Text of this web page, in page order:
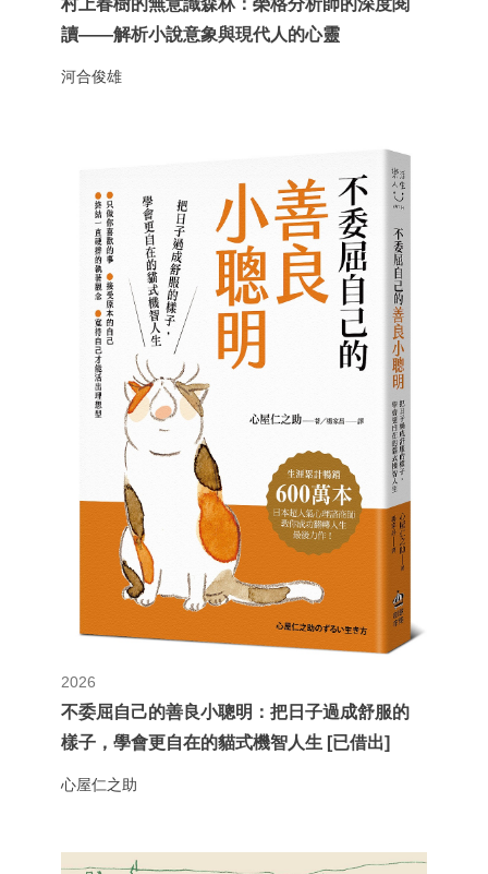
村上春樹的無意識森林：榮格分析師的深度閱
讀——解析小說意象與現代人的心靈
河合俊雄
2026
不委屈自己的善良小聰明：把日子過成舒服的
樣子，學會更自在的貓式機智人生 [已借出]
心屋仁之助